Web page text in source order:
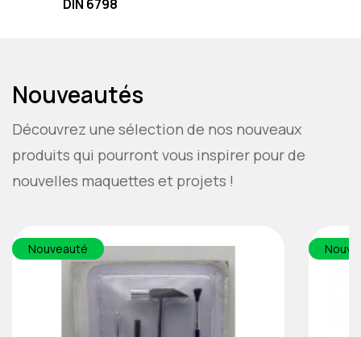
DIN 6798
Nouveautés
Découvrez une sélection de nos nouveaux
produits qui pourront vous inspirer pour de
nouvelles maquettes et projets !
Nouveauté